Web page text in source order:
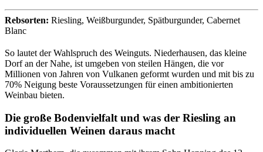
Rebsorten: Riesling, Weißburgunder, Spätburgunder, Cabernet
Blanc
So lautet der Wahlspruch des Weinguts. Niederhausen, das kleine
Dorf an der Nahe, ist umgeben von steilen Hängen, die vor
Millionen von Jahren von Vulkanen geformt wurden und mit bis zu
70% Neigung beste Voraussetzungen für einen ambitionierten
Weinbau bieten.
Die große Bodenvielfalt und was der Riesling an
individuellen Weinen daraus macht